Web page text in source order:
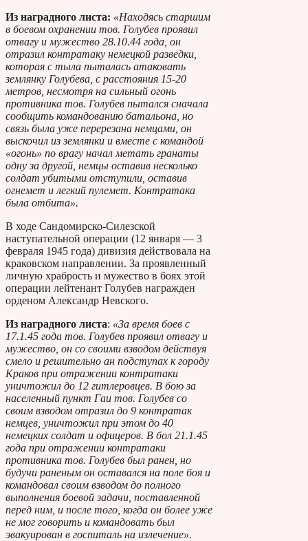
Из наградного листа: «Находясь старшим
в боевом охранении тов. Голубев проявил
отвагу и мужество 28.10.44 года, он
отразил контратаку немецкой разведки,
которая с тыла пыталась атаковать
землянку Голубева, с расстояния 15-20
метров, несмотря на сильный огонь
противника тов. Голубев пытался сначала
сообщить командованию батальона, но
связь была уже перерезана немцами, он
выскочил из землянки и вместе с командой
«огонь» по врагу начал метать гранаты
одну за другой, немцы оставив несколько
солдат убитыми отступили, оставив
огнемет и легкий пулемет. Контратака
была отбита».
В ходе Сандомирско-Силезской
наступательной операции (12 января — 3
февраля 1945 года) дивизия действовала на
краковском направлении. За проявленный
личную храбрость и мужество в боях этой
операции лейтенант Голубев награжден
орденом Александр Невского.
Из наградного листа: «За время боев с
17.1.45 года тов. Голубев проявил отвагу и
мужество, он со своими взводом действуя
смело и решительно ан подступах к городу
Краков при отражении контратаки
уничтожил до 12 гитлеровцев. В бою за
населенный пункт Гаи тов. Голубев со
своим взводом отразил до 9 контратак
немцев, уничтожил при этом до 40
немецких солдат и офицеров. В бол 21.1.45
года при отражении контратаки
противника тов. Голубев был ранен, но
будучи раненым он оставался на поле боя и
командовал своим взводом до полного
выполнения боевой задачи, поставленной
перед ним, и после того, когда он более уже
не мог говорить и командовать был
эвакуирован в госпиталь на излечение».